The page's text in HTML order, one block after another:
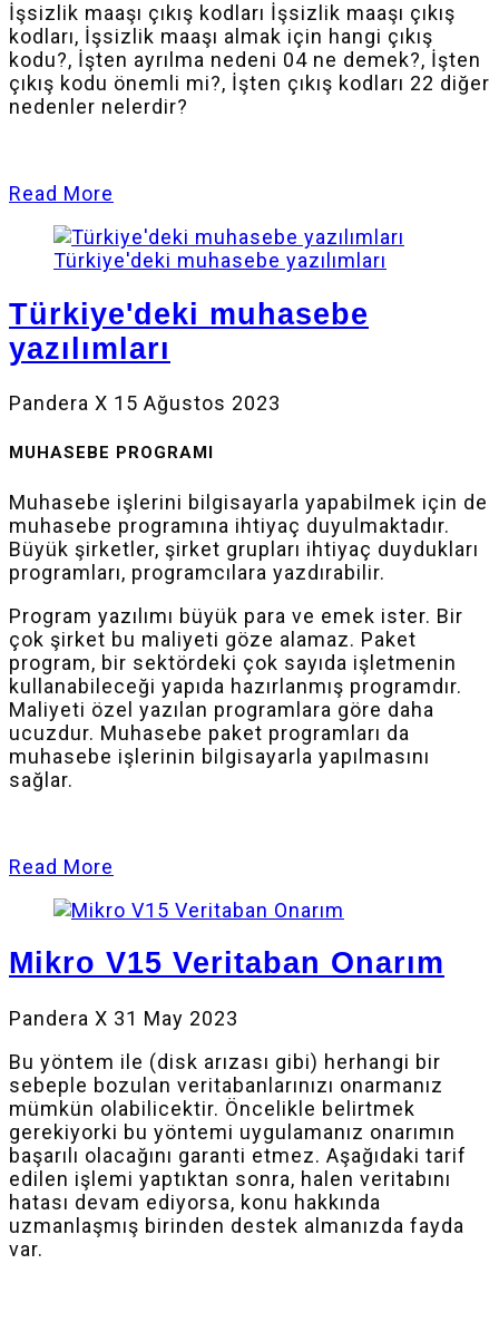
İşsizlik maaşı çıkış kodları İşsizlik maaşı çıkış
kodları, İşsizlik maaşı almak için hangi çıkış
kodu?, İşten ayrılma nedeni 04 ne demek?, İşten
çıkış kodu önemli mi?, İşten çıkış kodları 22 diğer
nedenler nelerdir?
Read More
Türkiye'deki muhasebe yazılımları
Türkiye'deki muhasebe
yazılımları
Pandera X 15 Ağustos 2023
MUHASEBE PROGRAMI
Muhasebe işlerini bilgisayarla yapabilmek için de
muhasebe programına ihtiyaç duyulmaktadır.
Büyük şirketler, şirket grupları ihtiyaç duydukları
programları, programcılara yazdırabilir.
Program yazılımı büyük para ve emek ister. Bir
çok şirket bu maliyeti göze alamaz. Paket
program, bir sektördeki çok sayıda işletmenin
kullanabileceği yapıda hazırlanmış programdır.
Maliyeti özel yazılan programlara göre daha
ucuzdur. Muhasebe paket programları da
muhasebe işlerinin bilgisayarla yapılmasını
sağlar.
Read More
Mikro V15 Veritaban Onarım
Pandera X 31 May 2023
Bu yöntem ile (disk arızası gibi) herhangi bir
sebeple bozulan veritabanlarınızı onarmanız
mümkün olabilicektir. Öncelikle belirtmek
gerekiyorki bu yöntemi uygulamanız onarımın
başarılı olacağını garanti etmez. Aşağıdaki tarif
edilen işlemi yaptıktan sonra, halen veritabını
hatası devam ediyorsa, konu hakkında
uzmanlaşmış birinden destek almanızda fayda
var.